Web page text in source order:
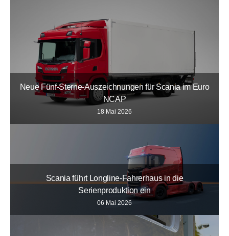
Neue Fünf-Sterne-Auszeichnungen für Scania im Euro
NCAP
18 Mai 2026
Scania führt Longline-Fahrerhaus in die
Serienproduktion ein
06 Mai 2026